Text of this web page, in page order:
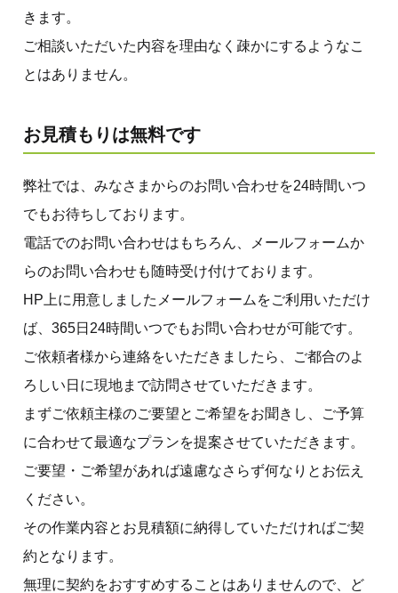
きます。
ご相談いただいた内容を理由なく疎かにするようなこ
とはありません。
お見積もりは無料です
弊社では、みなさまからのお問い合わせを24時間いつ
でもお待ちしております。
電話でのお問い合わせはもちろん、メールフォームか
らのお問い合わせも随時受け付けております。
HP上に用意しましたメールフォームをご利用いただけ
ば、365日24時間いつでもお問い合わせが可能です。
ご依頼者様から連絡をいただきましたら、ご都合のよ
ろしい日に現地まで訪問させていただきます。
まずご依頼主様のご要望とご希望をお聞きし、ご予算
に合わせて最適なプランを提案させていただきます。
ご要望・ご希望があれば遠慮なさらず何なりとお伝え
ください。
その作業内容とお見積額に納得していただければご契
約となります。
無理に契約をおすすめすることはありませんので、ど